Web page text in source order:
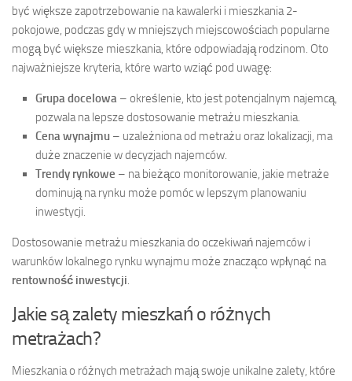
być większe zapotrzebowanie na kawalerki i mieszkania 2-
pokojowe, podczas gdy w mniejszych miejscowościach popularne
mogą być większe mieszkania, które odpowiadają rodzinom. Oto
najważniejsze kryteria, które warto wziąć pod uwagę:
Grupa docelowa – określenie, kto jest potencjalnym najemcą,
pozwala na lepsze dostosowanie metrażu mieszkania.
Cena wynajmu – uzależniona od metrażu oraz lokalizacji, ma
duże znaczenie w decyzjach najemców.
Trendy rynkowe – na bieżąco monitorowanie, jakie metraże
dominują na rynku może pomóc w lepszym planowaniu
inwestycji.
Dostosowanie metrażu mieszkania do oczekiwań najemców i
warunków lokalnego rynku wynajmu może znacząco wpłynąć na
rentowność inwestycji.
Jakie są zalety mieszkań o różnych
metrażach?
Mieszkania o różnych metrażach mają swoje unikalne zalety, które